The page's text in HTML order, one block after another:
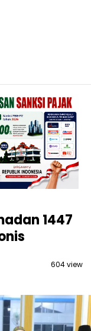
1447
604 view